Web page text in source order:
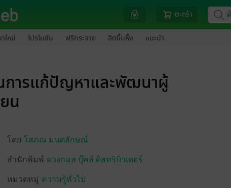
ตะกร้า
ใหม่ โปรโมชัน ฟรีกระจาย ฮิตขึ้นหิ้ง แนะนำ
การแก้ปัญหาและพัฒนาผู้
น
โดย โสภณ มนตลักษณ์
สำนักพิมพ์ ดวงกมล บุ๊คส์ ดิสทริบิวเตอร์
หมวดหมู่ ความรู้ทั่วไป